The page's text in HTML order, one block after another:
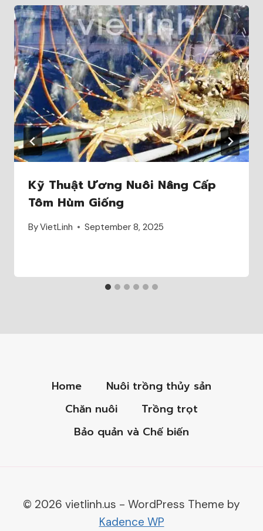
Kỹ Thuật Ương Nuôi Nâng Cấp
Tôm Hùm Giống
ByVietLinh September 8, 2025
Home
Nuôi trồng thủy sản
Chăn nuôi
Trồng trọt
Bảo quản và Chế biến
© 2026 vietlinh.us - WordPress Theme by
Kadence WP